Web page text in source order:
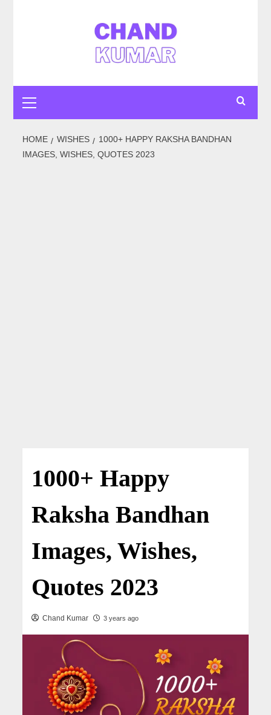
HOME WISHES
1000+ HAPPY RAKSHA BANDHAN
IMAGES, WISHES, QUOTES 2023
1000+ Happy
Raksha Bandhan
Images, Wishes,
Quotes 2023
Chand Kumar 3 years ago